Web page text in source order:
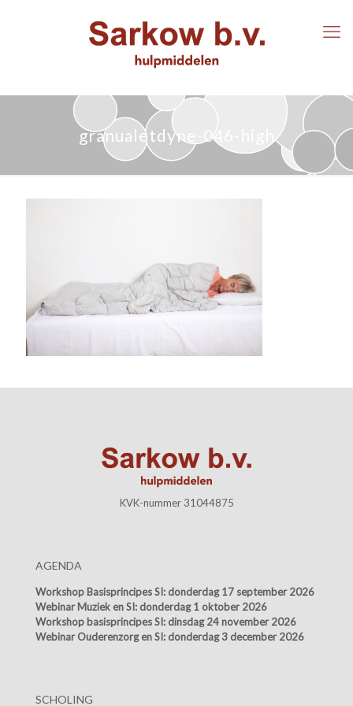
granualetdyne-046-high
KVK-nummer 31044875
AGENDA
Workshop Basisprincipes SI: donderdag 17 september 2026
Webinar Muziek en SI: donderdag 1 oktober 2026
Workshop basisprincipes SI: dinsdag 24 november 2026
Webinar Ouderenzorg en SI: donderdag 3 december 2026
SCHOLING